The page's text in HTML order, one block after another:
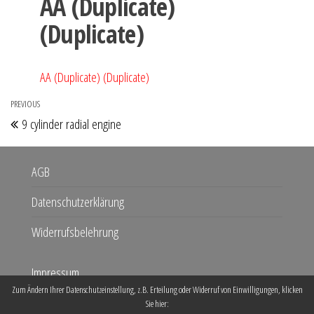
AA (Duplicate)
(Duplicate)
AA (Duplicate) (Duplicate)
Beitragsnavigation
Previous
Post
PREVIOUS
9 cylinder radial engine
AGB
Datenschutzerklärung
Widerrufsbelehrung
Impressum
Zum Ändern Ihrer Datenschutzeinstellung, z.B. Erteilung oder Widerruf von Einwilligungen, klicken
Sie hier: